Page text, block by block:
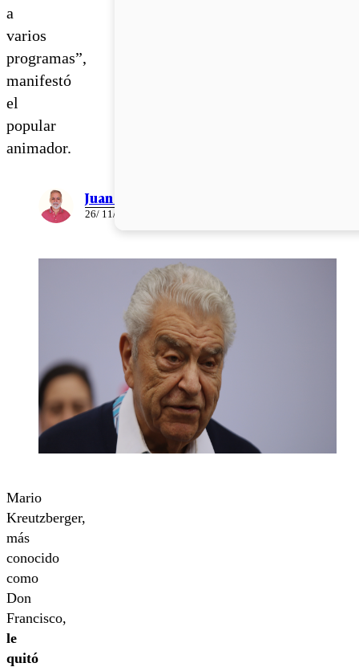
a
varios
programas”,
manifestó
el
popular
animador.
Juan Pablo Ernst
26/ 11/ 2025
Mario
Kreutzberger,
más
conocido
como
Don
Francisco,
le
quitó